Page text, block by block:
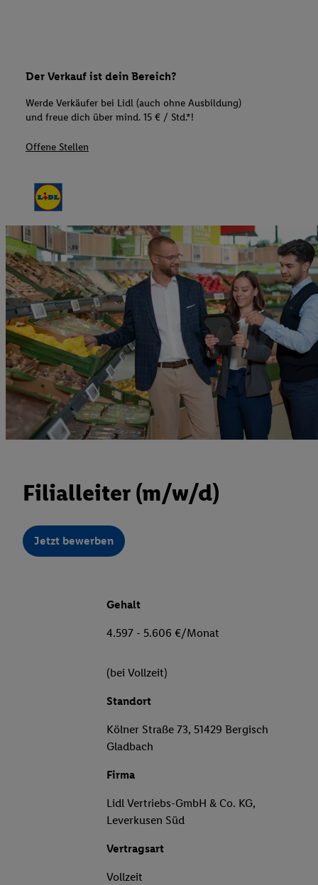
Der Verkauf ist dein Bereich?
Werde Verkäufer bei Lidl (auch ohne Ausbildung)
und freue dich über mind. 15 € / Std.*!
Offene Stellen
Filialleiter (m/w/d)
Jetzt bewerben
Gehalt
4.597 - 5.606 €/Monat
(bei Vollzeit)
Standort
Kölner Straße 73, 51429 Bergisch
Gladbach
Firma
Lidl Vertriebs-GmbH & Co. KG,
Leverkusen Süd
Vertragsart
Vollzeit